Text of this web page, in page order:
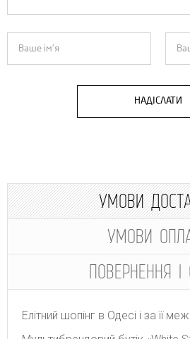
НАДІСЛАТИ
УМОВИ
УМОВИ
ПОВЕРНЕННЯ І
Елітний шопінг в Одесі і за її